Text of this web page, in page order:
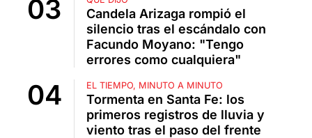
Candela Arizaga rompió el
silencio tras el escándalo con
Facundo Moyano: "Tengo
errores como cualquiera"
EL TIEMPO, MINUTO A MINUTO
Tormenta en Santa Fe: los
primeros registros de lluvia y
viento tras el paso del frente